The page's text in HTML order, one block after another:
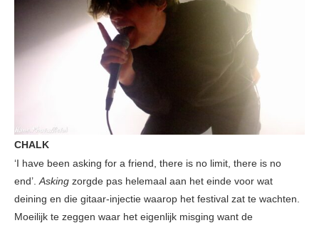
CHALK
‘I have been asking for a friend, there is no limit, there is no
end’.Asking zorgde pas helemaal aan het einde voor wat
deining en die gitaar-injectie waarop het festival zat te wachten.
Moeilijk te zeggen waar het eigenlijk misging want de